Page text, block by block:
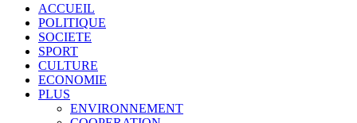
ACCUEIL
POLITIQUE
SOCIETE
SPORT
CULTURE
ECONOMIE
PLUS
ENVIRONNEMENT